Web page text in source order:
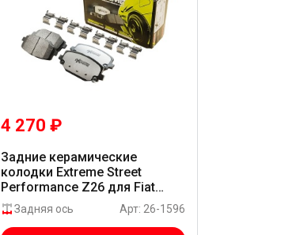
4 270 ₽
Задние керамические
колодки Extreme Street
Performance Z26 для Fiat
FREEMONT JC
Задняя ось Арт: 26-1596